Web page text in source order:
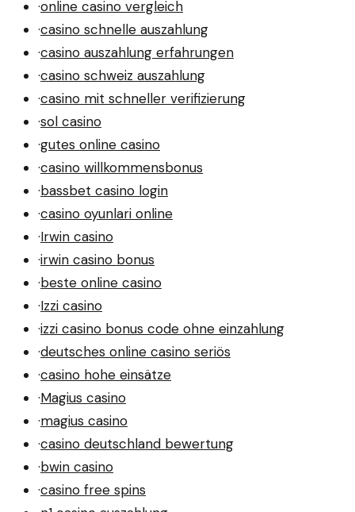
·online casino vergleich
·casino schnelle auszahlung
·casino auszahlung erfahrungen
·casino schweiz auszahlung
·casino mit schneller verifizierung
·sol casino
·gutes online casino
·casino willkommensbonus
·bassbet casino login
·casino oyunlari online
·Irwin casino
·irwin casino bonus
·beste online casino
·Izzi casino
·izzi casino bonus code ohne einzahlung
·deutsches online casino seriös
·casino hohe einsätze
·Magius casino
·magius casino
·casino deutschland bewertung
·bwin casino
·casino free spins